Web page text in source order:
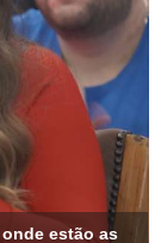
estão as